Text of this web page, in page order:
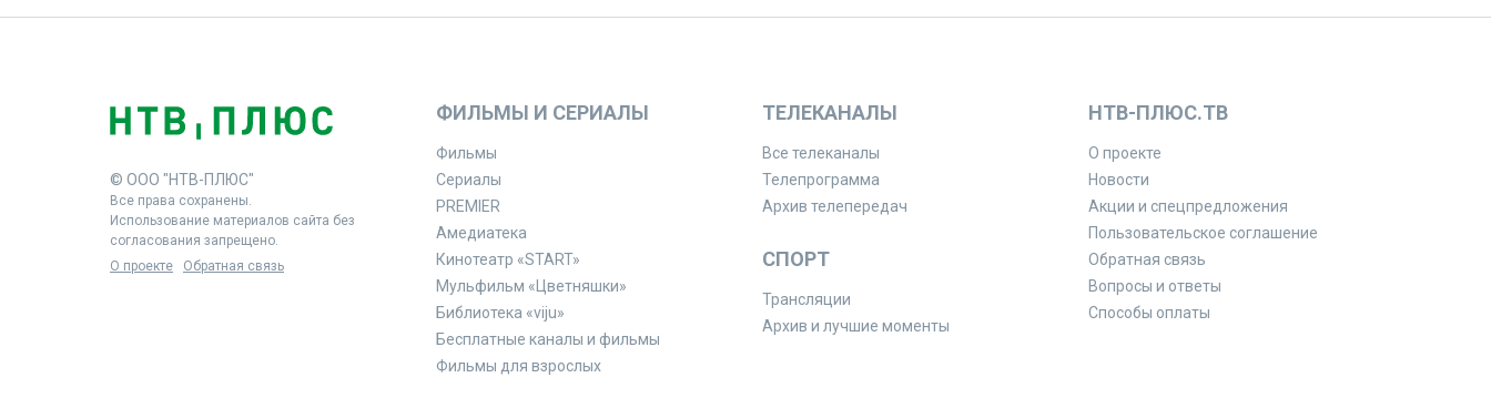
© ООО "НТВ-ПЛЮС"
Все права сохранены.
Использование материалов сайта без
согласования запрещено.
О проекте
Обратная связь
ФИЛЬМЫ И СЕРИАЛЫ
Фильмы
Сериалы
PREMIER
Амедиатека
Кинотеатр «START»
Мульфильм «Цветняшки»
Библиотека «viju»
Бесплатные каналы и фильмы
Фильмы для взрослых
ТЕЛЕКАНАЛЫ
Все телеканалы
Телепрограмма
Архив телепередач
СПОРТ
Трансляции
Архив и лучшие моменты
НТВ-ПЛЮС.ТВ
О проекте
Новости
Акции и спецпредложения
Пользовательское соглашение
Обратная связь
Вопросы и ответы
Способы оплаты